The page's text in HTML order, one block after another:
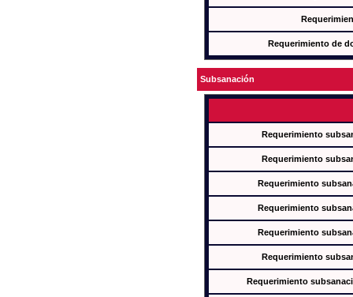
Requerimiento de
Subsanación
Requerimiento
Requerimiento
Requerimiento
Requerimiento
Requerimiento
Requerimiento
Requerimiento